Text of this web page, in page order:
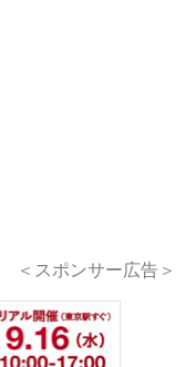
＜スポンサー広告＞